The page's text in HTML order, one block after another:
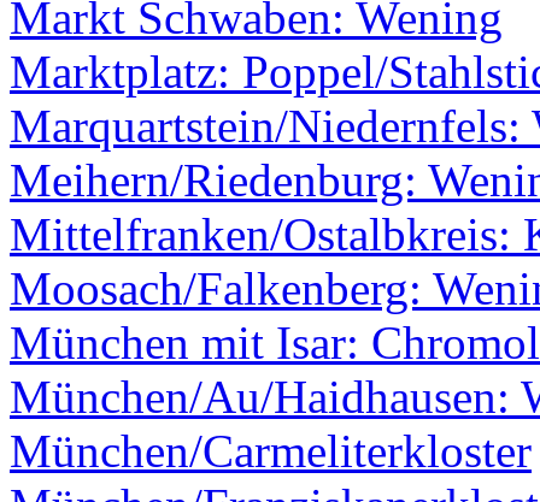
Markt Schwaben: Wening
Marktplatz: Poppel/
Marquartstein/Niedernfels:
Meihern/Riedenburg:
Mittelfranken/Ostalbkreis:
Moosach/Falkenberg:
München mit Isar:
München/Au/Haidhausen:
München/Carmeliterkloster